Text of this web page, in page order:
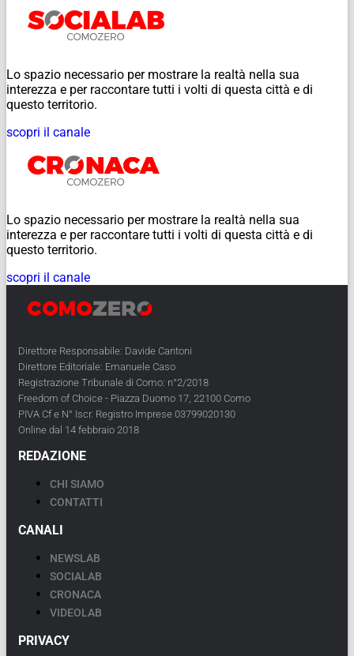
Lo spazio necessario per mostrare la realtà nella sua
interezza e per raccontare tutti i volti di questa città e di
questo territorio.
scopri il canale
Lo spazio necessario per mostrare la realtà nella sua
interezza e per raccontare tutti i volti di questa città e di
questo territorio.
scopri il canale
Direttore Responsabile: Davide Cantoni
Direttore Editoriale: Emanuele Caso
Registrazione Tribunale di Como: n°2/2018
Freedom of Choice - Piazza Duomo 17, 22100 Como
PIVA Cf e N° Iscr. Registro Imprese 03799020130
Online dal 14 febbraio 2018
REDAZIONE
CHI SIAMO
CONTATTI
CANALI
NEWSLAB
SOCIALAB
CRONACA
VIDEOLAB
PRIVACY